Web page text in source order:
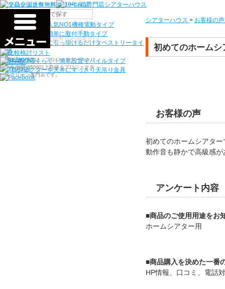
検索
シアターハウス > お客様の声
初めてのホーム
お客様の声
初めてのホームシアタ
動作音も静かで高級感
アンケート内容
■商品のご使用用途をお
ホームシアター用
■商品購入を決めた一番
HP情報、口コミ、電話
機種から選ぶ
シアターハウス人気NO1機種電動タイプ
電源工事なしで簡単に取付手動タイプ
ネジ付きフックに引っ掛けるだけタペストリータイ
プ
持ち運びらくらく！簡単設置モバイルタイプ
プロジェクターを天井にすっきり 天吊り金具
〒910-0122 福井県福井市石盛町613
シアターハウスは、プロジェクタースクリ
ーンを全部で500以上取扱うプロジェクタ
ースクリーン専門店です。